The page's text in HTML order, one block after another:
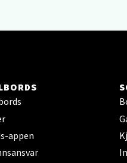
appen
Ski - Thon
0 i butikk
Sortland -